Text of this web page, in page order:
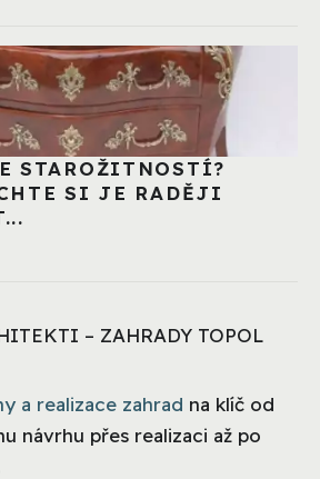
STAROŽITNOSTÍ?
SI JE RADĚJI
– ZAHRADY TOPOL
a realizace zahrad na klíč od
návrhu přes realizaci až po